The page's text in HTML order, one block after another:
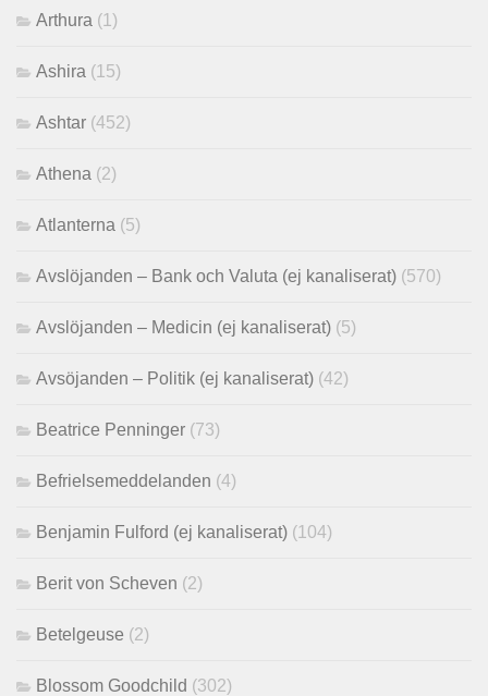
Arthura (1)
Ashira (15)
Ashtar (452)
Athena (2)
Atlanterna (5)
Avslöjanden – Bank och Valuta (ej kanaliserat) (570)
Avslöjanden – Medicin (ej kanaliserat) (5)
Avsöjanden – Politik (ej kanaliserat) (42)
Beatrice Penninger (73)
Befrielsemeddelanden (4)
Benjamin Fulford (ej kanaliserat) (104)
Berit von Scheven (2)
Betelgeuse (2)
Blossom Goodchild (302)